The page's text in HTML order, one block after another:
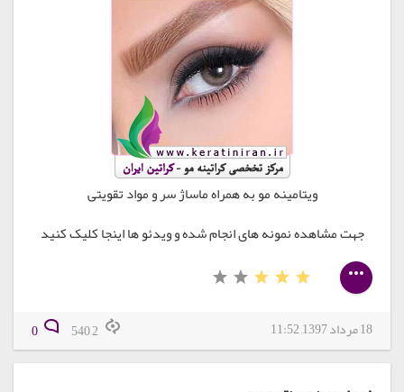
ویتامینه مو به همراه ماساژ سر و مواد تقویتی
جهت مشاهده نمونه های انجام شده و ویدئو ها اینجا کلیک کنید
18 مرداد 1397, 11:52